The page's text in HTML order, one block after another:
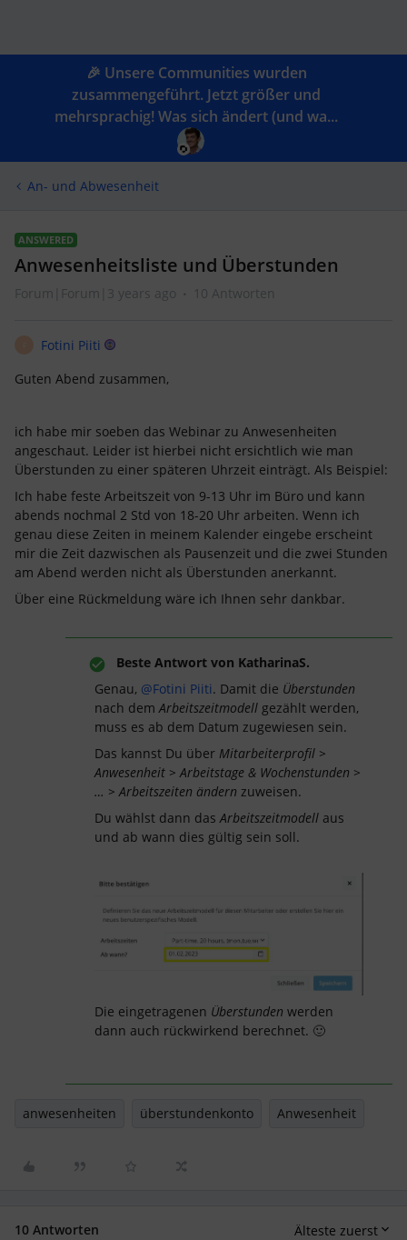
🎉 Unsere Communities wurden
zusammengeführt. Jetzt größer und
mehrsprachig! Was sich ändert (und wa...
An- und Abwesenheit
ANSWERED
Anwesenheitsliste und Überstunden
Forum|Forum|3 years ago 10 Antworten
Fotini Piiti
Guten Abend zusammen,
ich habe mir soeben das Webinar zu Anwesenheiten
angeschaut. Leider ist hierbei nicht ersichtlich wie man
Überstunden zu einer späteren Uhrzeit einträgt. Als Beispiel:
Ich habe feste Arbeitszeit von 9-13 Uhr im Büro und kann
abends nochmal 2 Std von 18-20 Uhr arbeiten. Wenn ich
genau diese Zeiten in meinem Kalender eingebe erscheint
mir die Zeit dazwischen als Pausenzeit und die zwei Stunden
am Abend werden nicht als Überstunden anerkannt.
Über eine Rückmeldung wäre ich Ihnen sehr dankbar.
Beste Antwort von KatharinaS.
Genau, @Fotini Piiti. Damit die Überstunden
nach demArbeitszeitmodell gezählt werden,
muss es ab dem Datum zugewiesen sein.
Das kannst Du über Mitarbeiterprofil >
Anwesenheit > Arbeitstage & Wochenstunden >
… > Arbeitszeiten ändern zuweisen.
Du wählst dann dasArbeitszeitmodell aus
und ab wann dies gültig sein soll.
Die eingetragenen Überstunden werden
dann auch rückwirkend berechnet. 🙂
anwesenheiten überstundenkonto Anwesenheit
10 Antworten Älteste zuerst